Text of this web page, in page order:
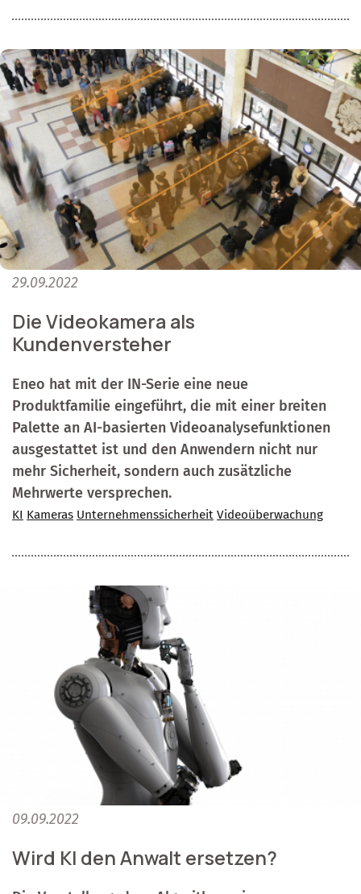
29.09.2022
Die Videokamera als
Kundenversteher
Eneo hat mit der IN-Serie eine neue
Produktfamilie eingeführt, die mit einer breiten
Palette an AI-basierten Videoanalysefunktionen
ausgestattet ist und den Anwendern nicht nur
mehr Sicherheit, sondern auch zusätzliche
Mehrwerte versprechen.
KI Kameras Unternehmenssicherheit Videoüberwachung
09.09.2022
Wird KI den Anwalt ersetzen?